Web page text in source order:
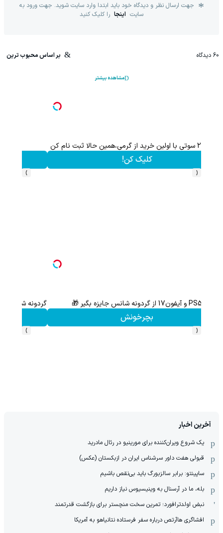
جهت ارسال نظر و دیدگاه خود باید ابتدا وارد سایت شوید. جهت ورود به
سایت اینجا را کلیک کنید
60 دیدگاه بر اساس محبوب ترین
مشاهده بیشتر
این هدیه رو از دست نده!! فقط تا پایان این ماه
کلیک کن!
‹
›
از آیفون 17 تا پلی استیشن 5 🎮😍📱 | گردونه بچرخون جایزه ببر
بچرخونش
‹
›
آخرین اخبار
یک شروع ویران‌کننده برای مورینیو در رئال مادرید
قبولی هفت داور سرشناس ایران در ازبکستان (عکس)
ساپینتو: برابر سالزبورگ باید بی‌نقص باشیم
بله، ما در آرسنال به وینیسیوس نیاز داریم
نبض اولدترافورد؛ تمرین سخت منچستر برای بازگشت قدرتمند
افشاگری هاآرتص درباره سفر فرستاده نتانیاهو به آمریکا